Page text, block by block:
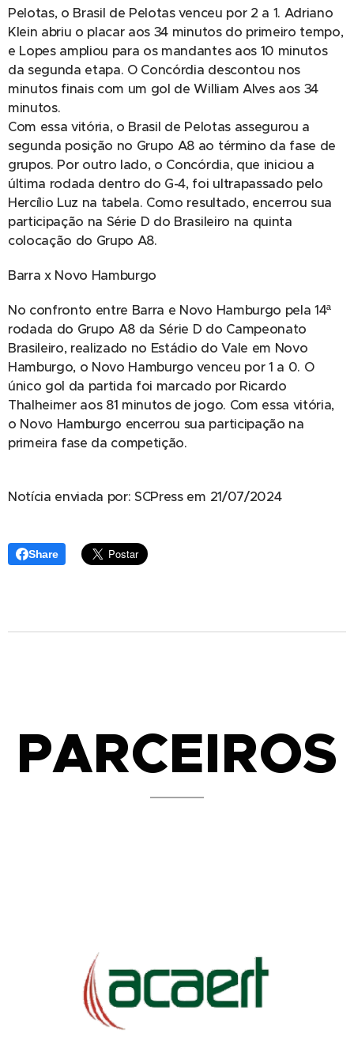
Pelotas, o Brasil de Pelotas venceu por 2 a 1. Adriano
Klein abriu o placar aos 34 minutos do primeiro tempo,
e Lopes ampliou para os mandantes aos 10 minutos
da segunda etapa. O Concórdia descontou nos
minutos finais com um gol de William Alves aos 34
minutos.
Com essa vitória, o Brasil de Pelotas assegurou a
segunda posição no Grupo A8 ao término da fase de
grupos. Por outro lado, o Concórdia, que iniciou a
última rodada dentro do G-4, foi ultrapassado pelo
Hercílio Luz na tabela. Como resultado, encerrou sua
participação na Série D do Brasileiro na quinta
colocação do Grupo A8.
Barra x Novo Hamburgo
No confronto entre Barra e Novo Hamburgo pela 14ª
rodada do Grupo A8 da Série D do Campeonato
Brasileiro, realizado no Estádio do Vale em Novo
Hamburgo, o Novo Hamburgo venceu por 1 a 0. O
único gol da partida foi marcado por Ricardo
Thalheimer aos 81 minutos de jogo. Com essa vitória,
o Novo Hamburgo encerrou sua participação na
primeira fase da competição.
Notícia enviada por: SCPress em 21/07/2024
Share
PARCEIROS